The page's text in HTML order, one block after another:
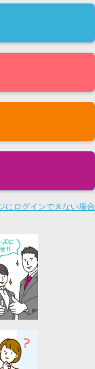
にログインできない場合